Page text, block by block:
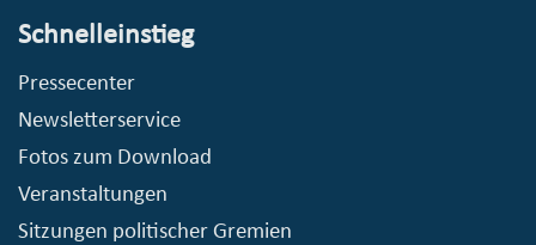
Schnelleinstieg
Pressecenter
Newsletterservice
Fotos zum Download
Veranstaltungen
Sitzungen politischer Gremien